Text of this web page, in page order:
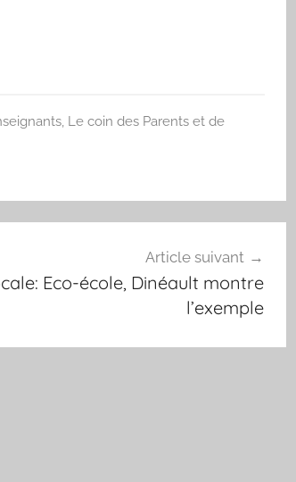
, Le coin des Parents et de
Article suivant
Eco-école, Dinéault montre
l’exemple